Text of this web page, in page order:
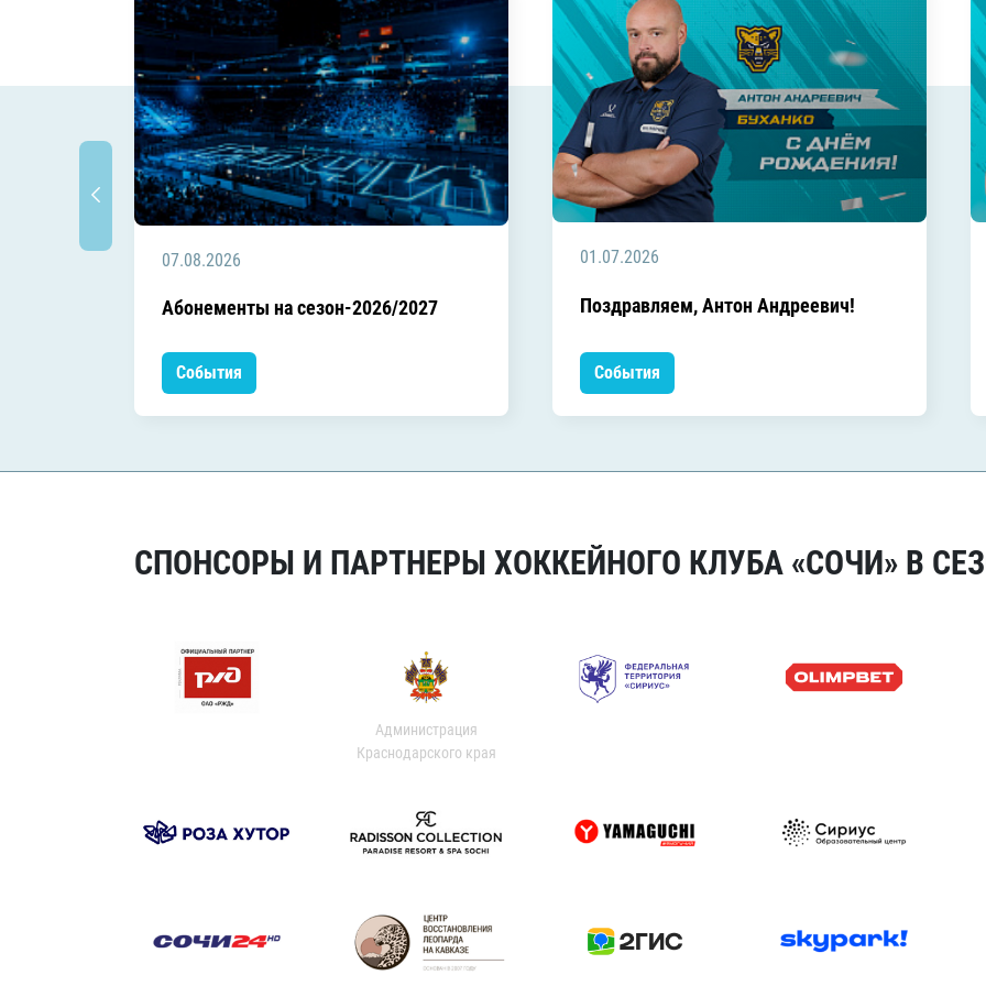
07.08.2026
Абонементы на сезон-2026/2027
События
01.07.2026
Поздравляем, Антон Андреевич!
События
СПОНСОРЫ И ПАРТНЕРЫ ХОККЕЙНОГО КЛУБА «СОЧИ» В
Администрация
Краснодарского края